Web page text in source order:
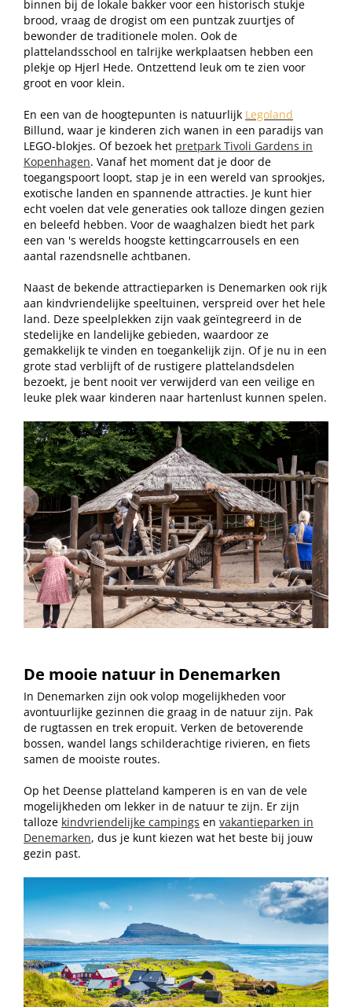
binnen bij de lokale bakker voor een historisch stukje
brood, vraag de drogist om een puntzak zuurtjes of
bewonder de traditionele molen. Ook de
plattelandsschool en talrijke werkplaatsen hebben een
plekje op Hjerl Hede. Ontzettend leuk om te zien voor
groot en voor klein.
En een van de hoogtepunten is natuurlijk Legoland
Billund, waar je kinderen zich wanen in een paradijs van
LEGO-blokjes. Of bezoek het pretpark Tivoli Gardens in
Kopenhagen. Vanaf het moment dat je door de
toegangspoort loopt, stap je in een wereld van sprookjes,
exotische landen en spannende attracties. Je kunt hier
echt voelen dat vele generaties ook talloze dingen gezien
en beleefd hebben. Voor de waaghalzen biedt het park
een van 's werelds hoogste kettingcarrousels en een
aantal razendsnelle achtbanen.
Naast de bekende attractieparken is Denemarken ook rijk
aan kindvriendelijke speeltuinen, verspreid over het hele
land. Deze speelplekken zijn vaak geïntegreerd in de
stedelijke en landelijke gebieden, waardoor ze
gemakkelijk te vinden en toegankelijk zijn. Of je nu in een
grote stad verblijft of de rustigere plattelandsdelen
bezoekt, je bent nooit ver verwijderd van een veilige en
leuke plek waar kinderen naar hartenlust kunnen spelen.
De mooie natuur in Denemarken
In Denemarken zijn ook volop mogelijkheden voor
avontuurlijke gezinnen die graag in de natuur zijn. Pak
de rugtassen en trek eropuit. Verken de betoverende
bossen, wandel langs schilderachtige rivieren, en fiets
samen de mooiste routes.
Op het Deense platteland kamperen is en van de vele
mogelijkheden om lekker in de natuur te zijn. Er zijn
talloze kindvriendelijke campings en vakantieparken in
Denemarken, dus je kunt kiezen wat het beste bij jouw
gezin past.